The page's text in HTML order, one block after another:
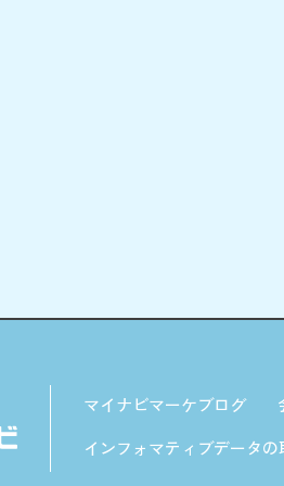
マイナビマーケブログ
インフォマティブデータ